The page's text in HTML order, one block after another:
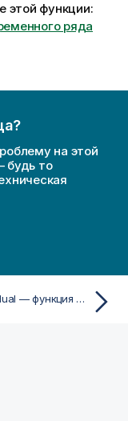
этой функции:
ряда
на этой
будь то
STL_Residual — функция диаграммы